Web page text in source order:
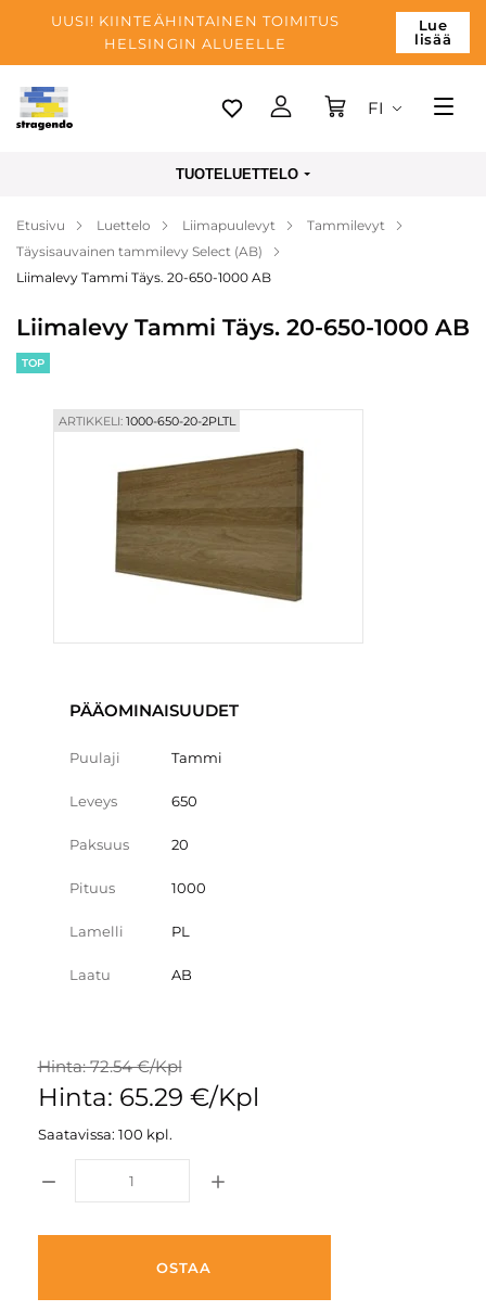
UUSI! KIINTEÄHINTAINEN TOIMITUS
HELSINGIN ALUEELLE
Lue
lisää
Tallinn
Maksu
Yrityksen
Blogi
Yhteystiedot
FI
TUOTELUETTELO
Etusivu Luettelo Liimapuulevyt
Tammilevyt
Täysisauvainen tammilevy Select (AB)
Liimalevy Tammi Täys. 20-650-1000 AB
Liimalevy Tammi Täys. 20-650-1000 AB
TOP
ARTIKKELI:1000-650-20-2PLTL
PÄÄOMINAISUUDET
Puulaji Tammi
Leveys 650
Paksuus 20
Pituus 1000
Lamelli PL
Laatu AB
Hinta: 72.54 €/Kpl
Hinta: 65.29 €/Kpl
Saatavissa: 100 kpl.
OSTAA